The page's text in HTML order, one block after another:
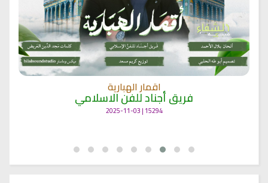
اقمار الهبارية
فريق أجناد للفن الاسلامي
15294 | 2025-11-03